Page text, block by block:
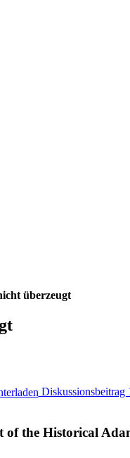
überzeugt
Diskussionsbeitrag
the Historical